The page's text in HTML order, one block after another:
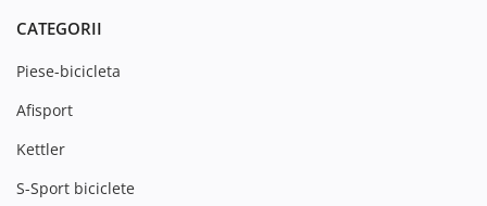
CATEGORII
Piese-bicicleta
Afisport
Kettler
S-Sport biciclete